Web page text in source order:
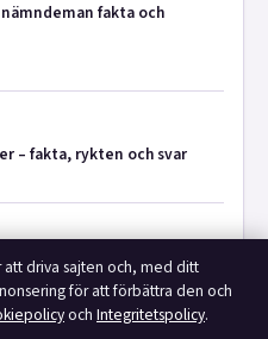
fakta och
– fakta, rykten och svar
håroljor jämförda
driva sajten och, med ditt
för att förbättra den och
och Integritetspolicy.